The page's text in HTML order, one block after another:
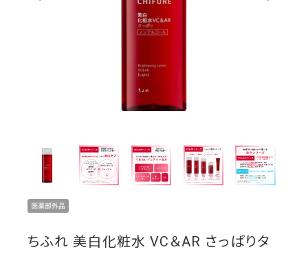
ちふれ 美白化粧水 VC＆AR さっぱりタ